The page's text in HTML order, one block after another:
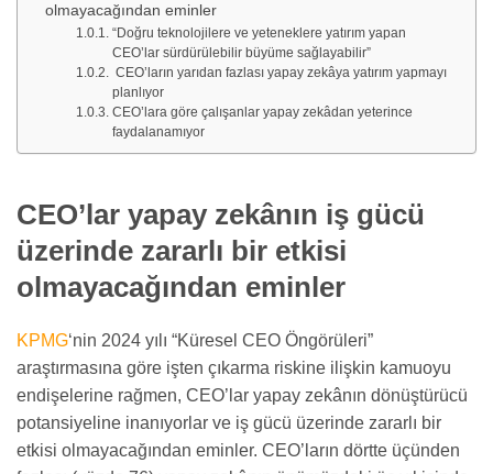
olmayacağından eminler
“Doğru teknolojilere ve yeteneklere yatırım yapan
CEO’lar sürdürülebilir büyüme sağlayabilir”
CEO’ların yarıdan fazlası yapay zekâya yatırım yapmayı
planlıyor
CEO’lara göre çalışanlar yapay zekâdan yeterince
faydalanamıyor
CEO’lar yapay zekânın iş gücü
üzerinde zararlı bir etkisi
olmayacağından eminler
KPMG‘nin 2024 yılı “Küresel CEO Öngörüleri”
araştırmasına göre işten çıkarma riskine ilişkin kamuoyu
endişelerine rağmen, CEO’lar yapay zekânın dönüştürücü
potansiyeline inanıyorlar ve iş gücü üzerinde zararlı bir
etkisi olmayacağından eminler. CEO’ların dörtte üçünden